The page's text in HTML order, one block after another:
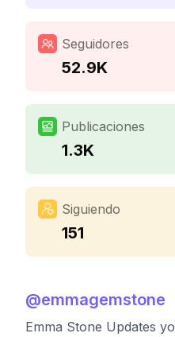
Seguidores
52.9K
Publicaciones
1.3K
Siguiendo
151
@emmagemstone
Emma Stone Updates